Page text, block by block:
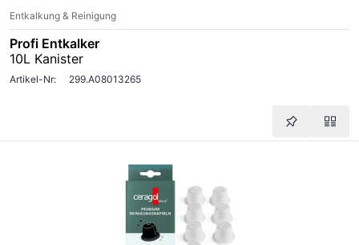
Entkalkung & Reinigung
Profi Entkalker
10L Kanister
Artikel-Nr: 299.A08013265